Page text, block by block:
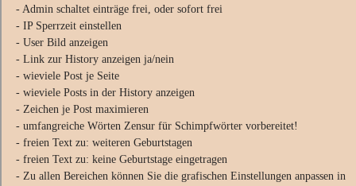
- Admin schaltet einträge frei, oder sofort frei
- IP Sperrzeit einstellen
- User Bild anzeigen
- Link zur History anzeigen ja/nein
- wieviele Post je Seite
- wieviele Posts in der History anzeigen
- Zeichen je Post maximieren
- umfangreiche Wörten Zensur für Schimpfwörter vorbereitet!
- freien Text zu: weiteren Geburtstagen
- freien Text zu: keine Geburtstage eingetragen
- Zu allen Bereichen können Sie die grafischen Einstellungen anpassen in